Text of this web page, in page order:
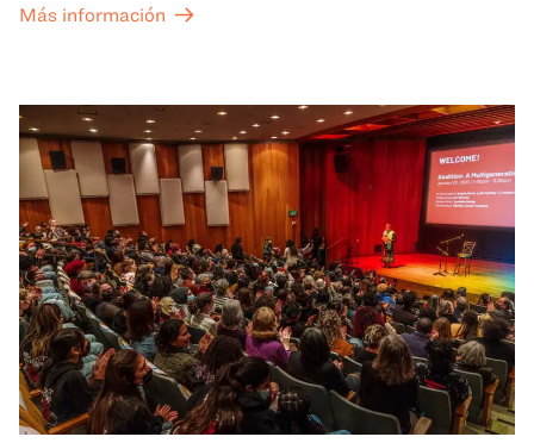
Más información